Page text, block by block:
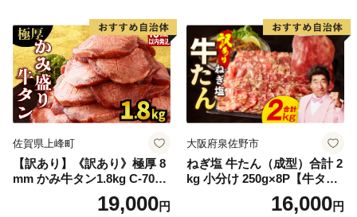
厚切り タン
佐賀県上峰町
【訳あり】《訳あり》極厚 8
mm かみ牛タン1.8kg C-709-
19,000円
大阪府泉佐野市
ねぎ塩 牛たん（成型）合計 2
kg 小分け 250g×8P【牛タン
牛肉 焼肉用 薄切り 訳あり サ
16,000円